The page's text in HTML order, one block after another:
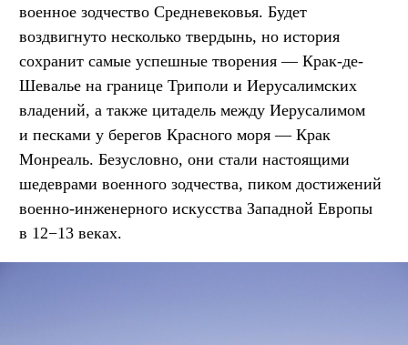
военное зодчество Средневековья. Будет
воздвигнуто несколько твердынь, но история
сохранит самые успешные творения — Крак-де-
Шевалье на границе Триполи и Иерусалимских
владений, а также цитадель между Иерусалимом
и песками у берегов Красного моря — Крак
Монреаль. Безусловно, они стали настоящими
шедеврами военного зодчества, пиком достижений
военно-инженерного искусства Западной Европы
в 12−13 веках.